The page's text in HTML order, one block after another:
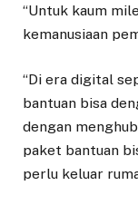
“Untuk kaum
kemanusiaan
“Di era digital
bantuan bisa
dengan
paket bantuan
perlu keluar